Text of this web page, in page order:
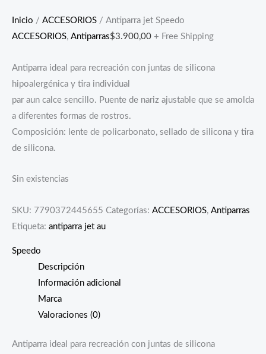
Inicio / ACCESORIOS / Antiparra jet Speedo
ACCESORIOS, Antiparras$3.900,00 + Free Shipping
Antiparra ideal para recreación con juntas de silicona
hipoalergénica y tira individual
par aun calce sencillo. Puente de nariz ajustable que se amolda
a diferentes formas de rostros.
Composición: lente de policarbonato, sellado de silicona y tira
de silicona.
Sin existencias
SKU: 7790372445655 Categorías: ACCESORIOS, Antiparras
Etiqueta: antiparra jet au
Speedo
Descripción
Información adicional
Marca
Valoraciones (0)
Antiparra ideal para recreación con juntas de silicona